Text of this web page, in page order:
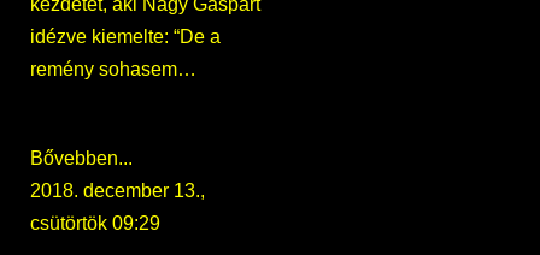
kezdetét, aki Nagy Gáspárt
idézve kiemelte: “De a
remény sohasem…
Bővebben...
2018. december 13.,
csütörtök 09:29